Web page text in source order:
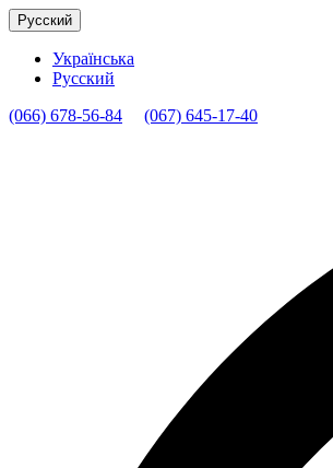
Русский
Українська
Русский
(066) 678-56-84
(067) 645-17-40